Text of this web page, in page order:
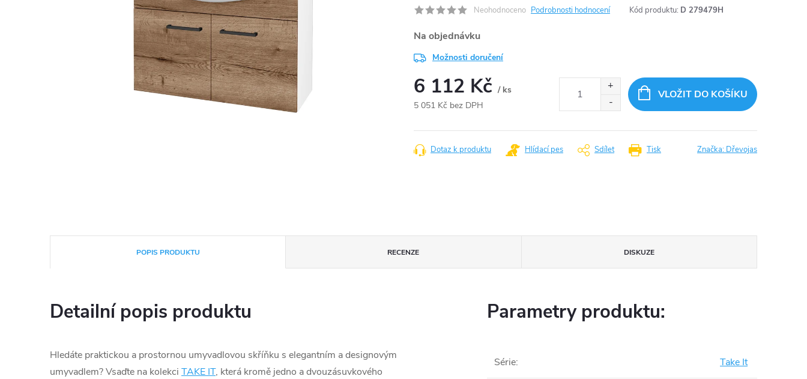
Neohodnoceno Podrobnosti hodnocení Kód produktu: D 279479H
Na objednávku
Možnosti doručení
6 112 Kč / ks
5 051 Kč bez DPH
cena:
VLOŽIT DO KOŠÍKU
Tisk
Dotaz k produktu Hlídací pes Sdílet Značka: Dřevojas
POPIS PRODUKTU RECENZE DISKUZE
Detailní popis produktu
Hledáte praktickou a prostornou umyvadlovou skříňku s elegantním a designovým
umyvadlem? Vsaďte na kolekci TAKE IT, která kromě jedno a dvouzásuvkového
Parametry produktu:
Série: Take It